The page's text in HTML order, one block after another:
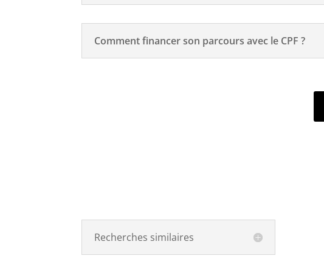
Comment financer son parcours avec le CPF ?
Recherches similaires